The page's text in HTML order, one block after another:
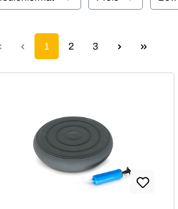
Seite
1 Seite
2 Seite
3